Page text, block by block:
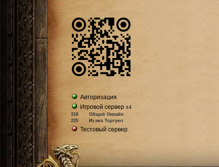
Авторизация
Игровой сервер x4
318
Общий Онлайн
225
Из них Торгуют
Тестовый сервер